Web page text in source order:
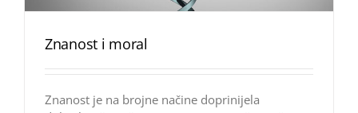
Znanost i moral
Znanost je na brojne načine doprinijela